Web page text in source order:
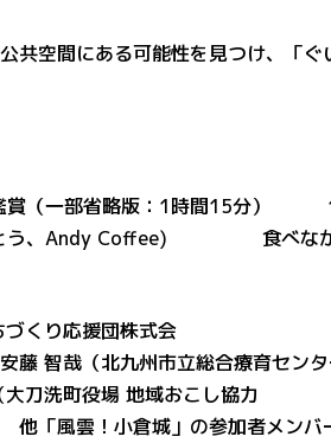
共空間にある可能性を見つけ、「ぐ
賞（一部省略版：1時間15分
とう、Andy Coffee) 食べなが
くり応援団株式会
総合療育センター
地域おこし協力
の参加者メンバー